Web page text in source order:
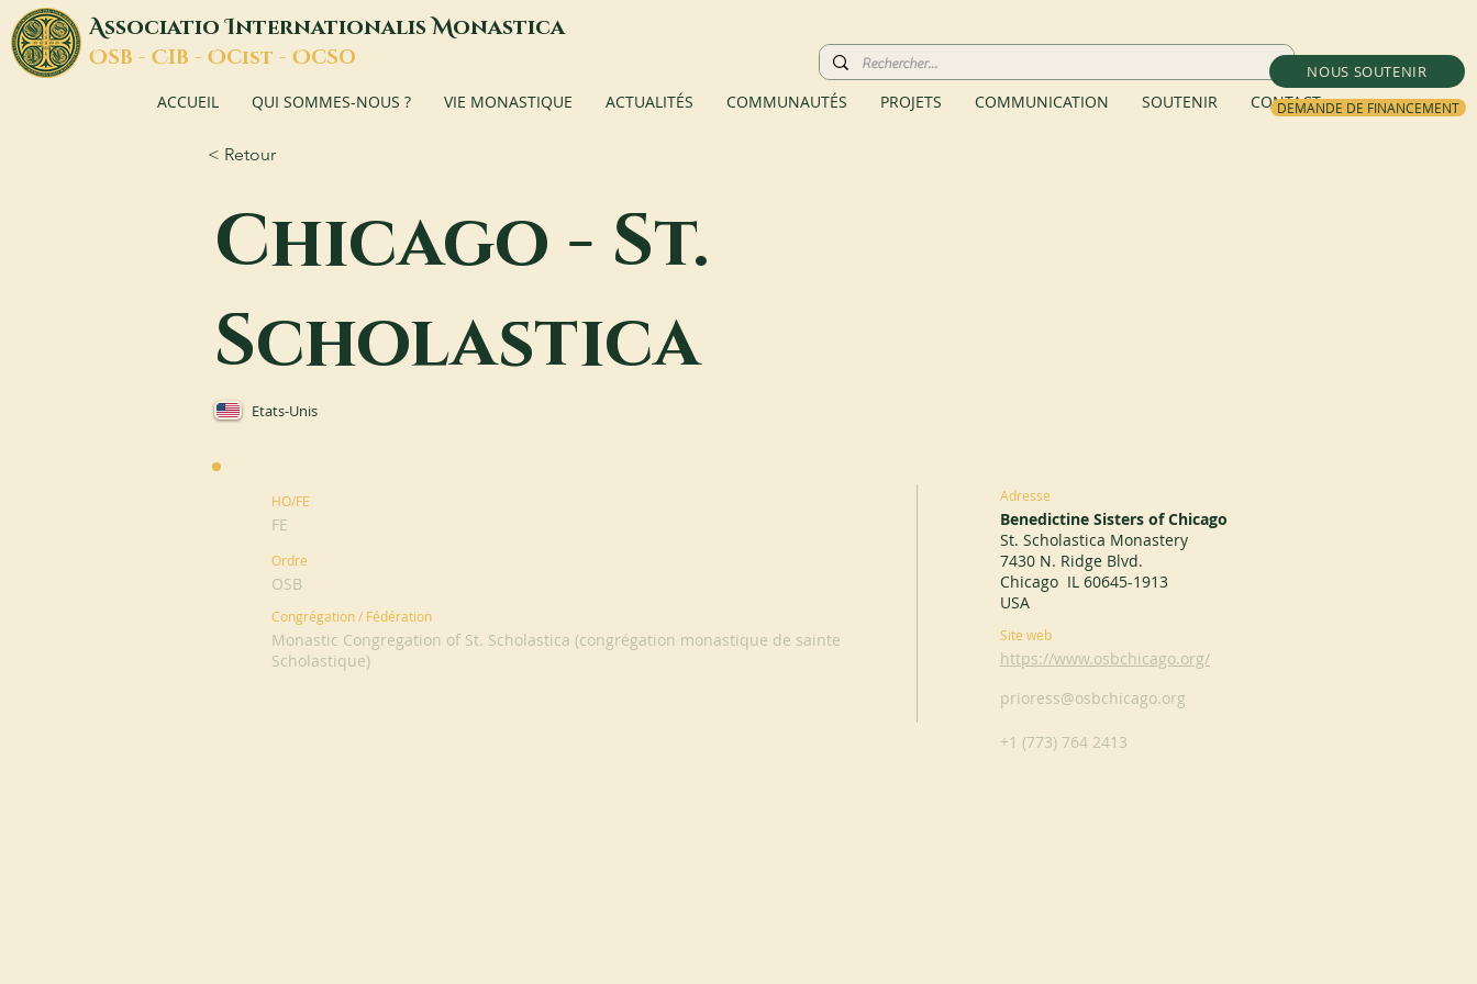
NOUS SOUTENIR
DEMANDE DE FINANCEMENT
AssociatioInternationalisMonastica
OSB - CIB - OCist - OCSO
ACCUEIL QUI SOMMES-NOUS ? VIE MONASTIQUE ACTUALITÉS COMMUNAUTÉS PROJETS COMMUNICATION SOUTENIR CONTACT
< Retour
Chicago - St.
Scholastica
Etats-Unis
HO/FE
FE
Ordre
OSB
Congrégation / Fédération
Monastic Congregation of St. Scholastica (congrégation monastique de sainte
Scholastique)
Adresse
Benedictine Sisters of Chicago
St. Scholastica Monastery
7430 N. Ridge Blvd.
Chicago IL 60645-1913
USA
Site web
https://www.osbchicago.org/
prioress@osbchicago.org
+1 (773) 764 2413